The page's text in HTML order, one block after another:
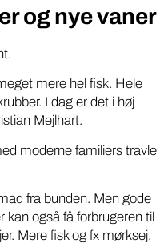
og nye vaner
mere hel fisk. Hele
I dag er det i høj
Mejlhart.
moderne familiers travle
fra bunden. Men gode
også få forbrugeren til
Mere fisk og fx mørksej,